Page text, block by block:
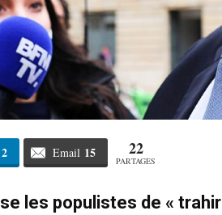
2 Email 15 22
PARTAGES
les populistes de « trahir